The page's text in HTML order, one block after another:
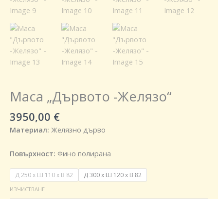
Маса „Дървото -Желязо“
3950,00 €
Материал: Желязно дърво
Повърхност: Фино полирана
Д 250 х Ш 110 х В 82 Д 300 х Ш 120 х В 82
ИЗЧИСТВАНЕ